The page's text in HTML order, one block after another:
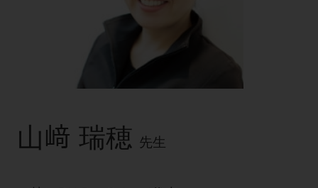
山﨑 瑞穂 先生
歯科医療従事者専用窓口となります。
ディーラー様におかれましては、モリタ各担当営
業所へお問い合わせ願います。